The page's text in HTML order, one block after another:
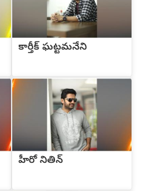
కార్తీక్ ఘట్టమనేని
హీరో నితిన్